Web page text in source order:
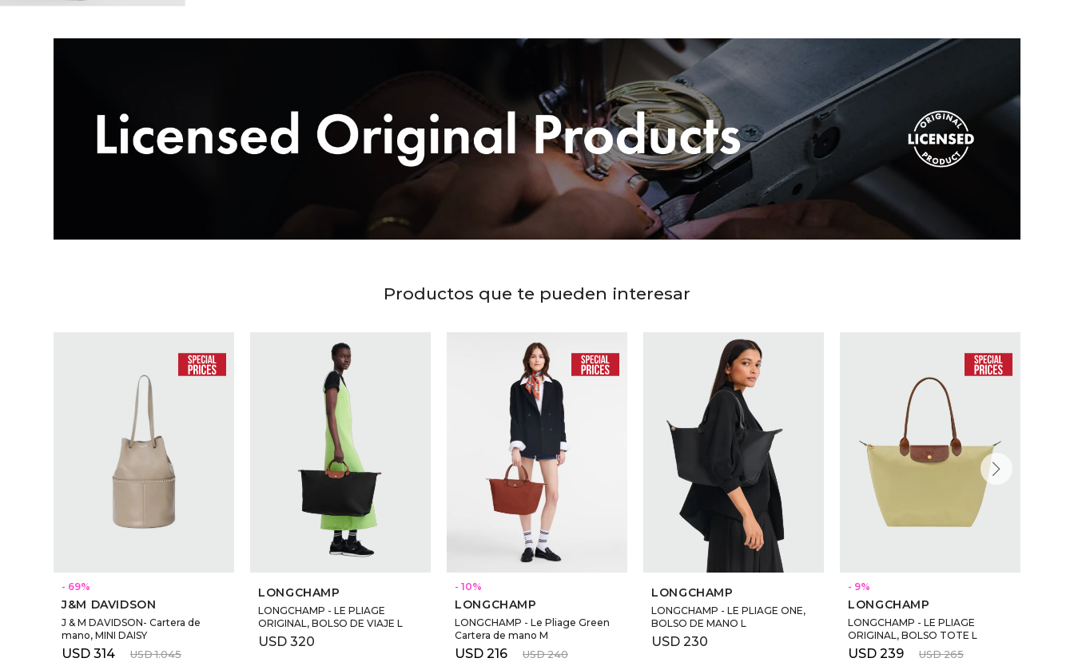
Productos que te pueden interesar
69
J&M DAVIDSON
J & M DAVIDSON- Cartera de
mano, MINI DAISY
USD 314 USD 1.045
LONGCHAMP
LONGCHAMP - LE PLIAGE
ORIGINAL, BOLSO DE VIAJE L
USD 320
10
LONGCHAMP
LONGCHAMP - Le Pliage Green
Cartera de mano M
USD 216 USD 240
LONGCHAMP
LONGCHAMP - LE PLIAGE ONE,
BOLSO DE MANO L
USD 230
9
LONGCHAMP
LONGCHAMP - LE PLIAGE
ORIGINAL, BOLSO TOTE L
USD 239 USD 265